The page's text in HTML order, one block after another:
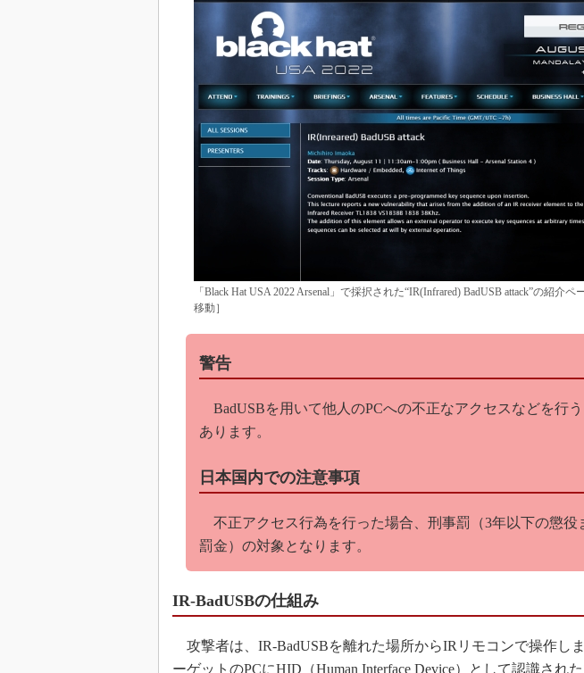
「Black Hat USA 2022 Arsenal」で採択された“IR(Infrared) BadUSB attack”の紹介
移動］
警告
BadUSBを用いて他人のPCへの不正なアクセスなどを行
あります。
日本国内での注意事項
不正アクセス行為を行った場合、刑事罰（3年以下の懲役
罰金）の対象となります。
IR-BadUSBの仕組み
攻撃者は、IR-BadUSBを離れた場所からIRリモコンで操作し
ーゲットのPCにHID（Human Interface Device）として認識され